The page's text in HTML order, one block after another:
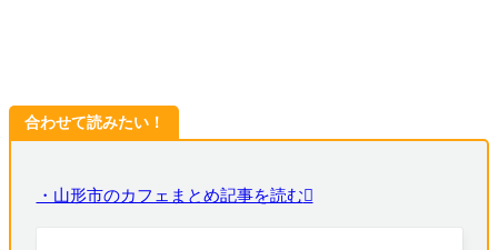
合わせて読みたい！
・山形市のカフェまとめ記事を読む